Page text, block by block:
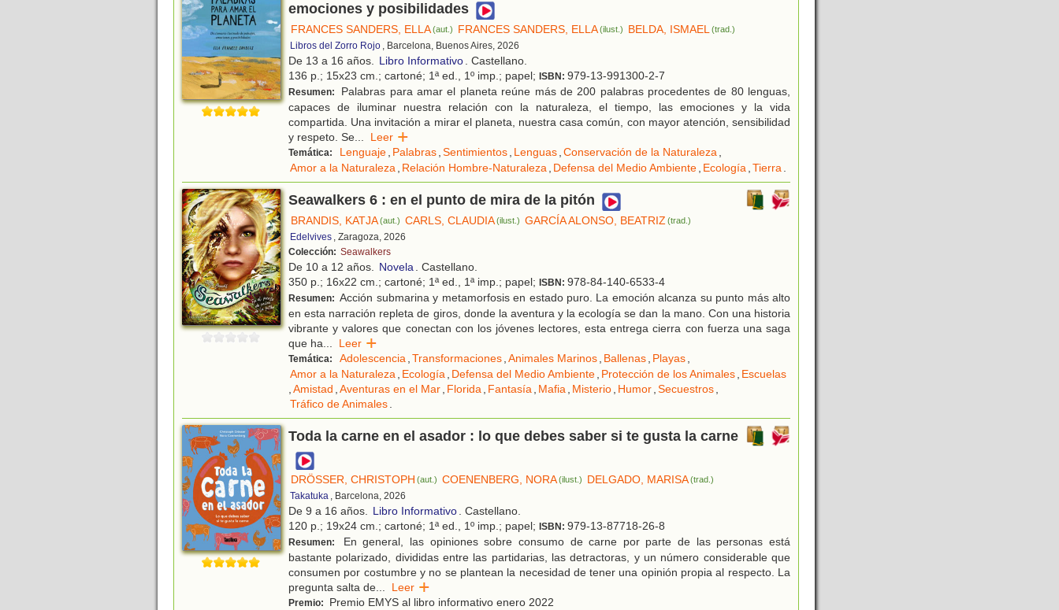
emociones y posibilidades
FRANCES SANDERS, ELLA(aut.) FRANCES SANDERS, ELLA(ilust.) BELDA, ISMAEL (trad.)
Libros del Zorro Rojo , Barcelona, Buenos Aires, 2026
De 13 a 16 años. Libro Informativo. Castellano.
136 p.; 15x23 cm.; cartoné; 1ª ed., 1º imp.; papel; ISBN: 979-13-991300-2-7
Resumen:
Palabras para amar el planeta reúne más de 200 palabras procedentes de 80 lenguas,
capaces de iluminar nuestra relación con la naturaleza, el tiempo, las emociones y la vida
compartida. Una invitación a mirar el planeta, nuestra casa común, con mayor atención, sensibilidad
y respeto. Se... Leer
Temática: Lenguaje, Palabras,Sentimientos, Lenguas,Conservación de la Naturaleza,
Amor a la Naturaleza, Relación Hombre-Naturaleza, Defensa del Medio Ambiente, Ecología,Tierra.
Seawalkers 6 : en el punto de mira de la pitón
BRANDIS, KATJA(aut.) CARLS, CLAUDIA(ilust.) GARCÍA ALONSO, BEATRIZ (trad.)
Edelvives , Zaragoza, 2026
Colección: Seawalkers
De 10 a 12 años. Novela. Castellano.
350 p.; 16x22 cm.; cartoné; 1ª ed., 1ª imp.; papel; ISBN: 978-84-140-6533-4
Resumen: Acción submarina y metamorfosis en estado puro. La emoción alcanza su punto más alto
en esta narración repleta de giros, donde la aventura y la ecología se dan la mano. Con una historia
vibrante y valores que conectan con los jóvenes lectores, esta entrega cierra con fuerza una saga
que ha... Leer
Temática: Adolescencia,Transformaciones,Animales Marinos, Ballenas, Playas,
Amor a la Naturaleza, Ecología, Defensa del Medio Ambiente, Protección de los Animales, Escuelas
,Amistad ,Aventuras en el Mar, Florida, Fantasía, Mafia, Misterio, Humor,Secuestros,
Tráfico de Animales.
Toda la carne en el asador : lo que debes saber si te gusta la carne
DRÖSSER, CHRISTOPH (aut.) COENENBERG, NORA(ilust.) DELGADO, MARISA(trad.)
Takatuka , Barcelona, 2026
De 9 a 16 años. Libro Informativo. Castellano.
120 p.; 19x24 cm.; cartoné; 1ª ed., 1º imp.; papel; ISBN: 979-13-87718-26-8
Resumen:
En general, las opiniones sobre consumo de carne por parte de las personas está
bastante polarizado, divididas entre las partidarias, las detractoras, y un número considerable que
consumen por costumbre y no se plantean la necesidad de tener una opinión propia al respecto. La
pregunta salta de... Leer
Premio: Premio EMYS al libro informativo enero 2022